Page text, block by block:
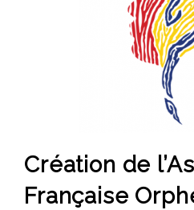
Création de
Française